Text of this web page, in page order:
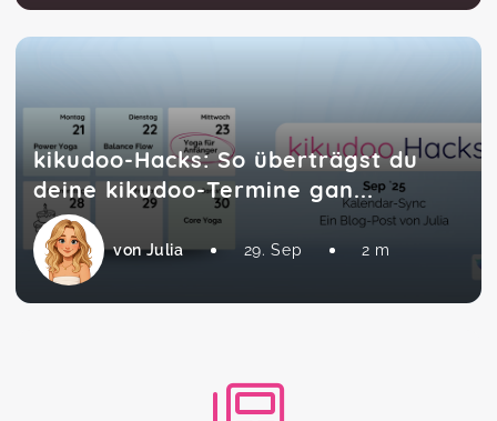
kikudoo-Hacks: So überträgst du
deine kikudoo-Termine gan...
von Julia 29. Sep 2 m